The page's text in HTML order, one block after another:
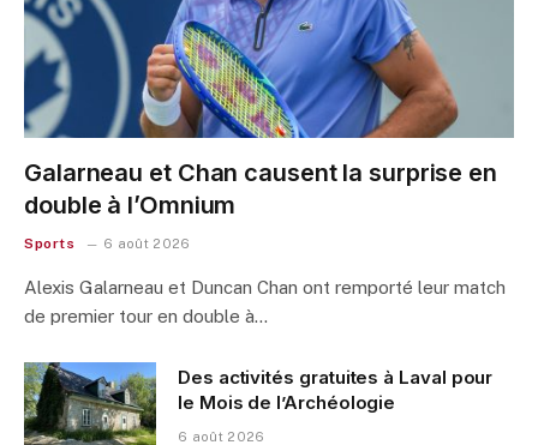
Galarneau et Chan causent la surprise en
double à l’Omnium
Sports 6 août 2026
Alexis Galarneau et Duncan Chan ont remporté leur match
de premier tour en double à…
Des activités gratuites à Laval pour
le Mois de l’Archéologie
6 août 2026